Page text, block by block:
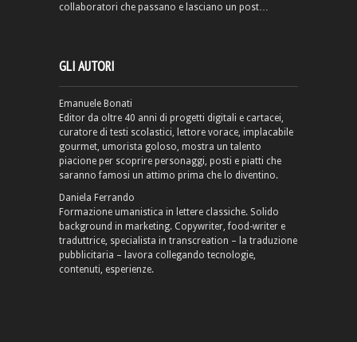
collaboratori che passano e lasciano un post…
GLI AUTORI
Emanuele Bonati
Editor da oltre 40 anni di progetti digitali e cartacei,
curatore di testi scolastici, lettore vorace, implacabile
gourmet, umorista goloso, mostra un talento
piacione per scoprire personaggi, posti e piatti che
saranno famosi un attimo prima che lo diventino.
Daniela Ferrando
Formazione umanistica in lettere classiche. Solido
background in marketing. Copywriter, food-writer e
traduttrice, specialista in transcreation – la traduzione
pubblicitaria – lavora collegando tecnologie,
contenuti, esperienze.